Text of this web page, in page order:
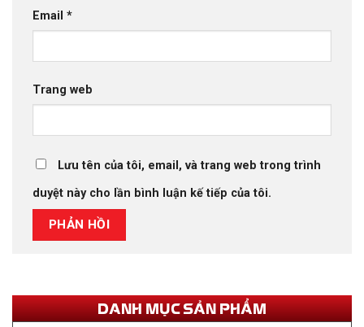
Email *
Trang web
Lưu tên của tôi, email, và trang web trong trình
duyệt này cho lần bình luận kế tiếp của tôi.
DANH MỤC SẢN PHẨM